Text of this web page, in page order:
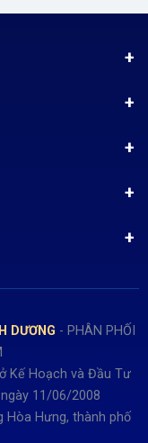
DƯƠNG - PHÂN PHỐI
Kế Hoạch và Đầu Tư
11/06/2008
Hòa Hưng, thành phố